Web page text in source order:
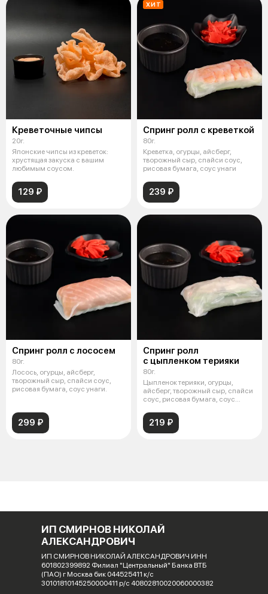
Креветочные чипсы
20г.
Японские чипсы из креветок:
хрустящая закуска с вашим
любимым соусом.
129 ₽
ХИТ
Спринг ролл с креветкой
80г.
Креветка, огурцы, айсберг,
творожный сыр, спайси соус,
рисовая бумага, соус унаги
239 ₽
Спринг ролл с лососем
80г.
Лосось, огурцы, айсберг,
творожный сыр, спайси соус,
рисовая бумага, соус унаги.
299 ₽
Спринг ролл
с цыпленком терияки
80г.
Цыпленок терияки, огурцы,
айсберг, творожный сыр, спайси
соус, рисовая бумага, соус
219 ₽
ИП СМИРНОВ НИКОЛАЙ
АЛЕКСАНДРОВИЧ
ИП СМИРНОВ НИКОЛАЙ АЛЕКСАНДРОВИЧ ИНН
601802399892 Филиал "Центральный" Банка ВТБ
(ПАО) г Москва бик 044525411 к/с
30101810145250000411 р/с 40802810020060000382